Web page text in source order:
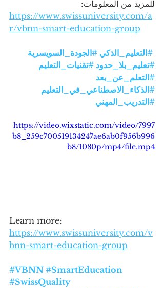
للمزيد من المعلومات:
https://www.swissuniversity.com/a
r/vbnn-smart-education-group
#التعليم_الذكي #الجودة_السويسرية
#تعليم_بلا_حدود #تقنيات_التعليم
#التعلم_عن_بعد
#الذكاء_الاصطناعي_في_التعليم
#التدريب_المهني
https://video.wixstatic.com/video/7997
b8_259c700519134247ae6ab0f956b996
b8/1080p/mp4/file.mp4
Learn more:
https://www.swissuniversity.com/v
bnn-smart-education-group
#VBNN #SmartEducation
#SwissQuality